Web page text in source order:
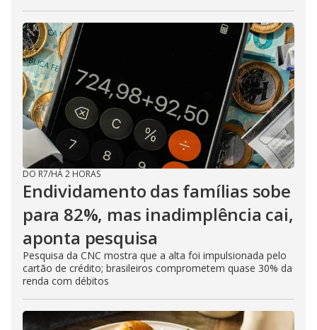
DO R7/HÁ 2 HORAS
Endividamento das famílias sobe
para 82%, mas inadimplência cai,
aponta pesquisa
Pesquisa da CNC mostra que a alta foi impulsionada pelo
cartão de crédito; brasileiros comprometem quase 30% da
renda com débitos